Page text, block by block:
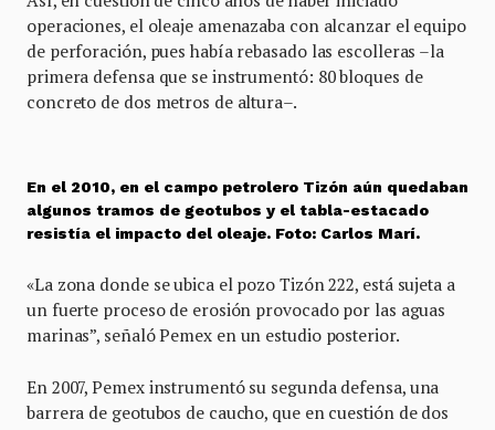
operaciones, el oleaje amenazaba con alcanzar el equipo
de perforación, pues había rebasado las escolleras –la
primera defensa que se instrumentó: 80 bloques de
concreto de dos metros de altura–.
En el 2010, en el campo petrolero Tizón aún quedaban
algunos tramos de geotubos y el tabla-estacado
resistía el impacto del oleaje. Foto: Carlos Marí.
«La zona donde se ubica el pozo Tizón 222, está sujeta a
un fuerte proceso de erosión provocado por las aguas
marinas”, señaló Pemex en un estudio posterior.
En 2007, Pemex instrumentó su segunda defensa, una
barrera de geotubos de caucho, que en cuestión de dos